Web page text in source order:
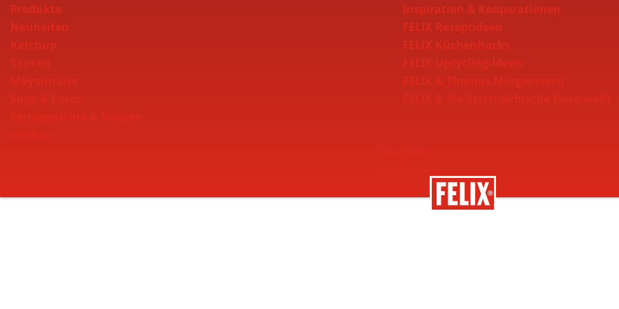
Produkte
Neuheiten
Ketchup
Saucen
Inspiration & Kooperationen
FELIX Rezeptideen
FELIX Küchenhacks
FELIX Upcycling-Ideen
Nachhaltigkeit